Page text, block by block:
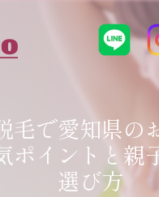
毛で愛知県の
ポイントと親
選び方